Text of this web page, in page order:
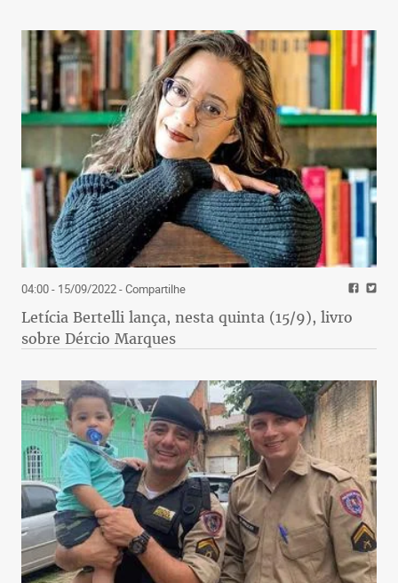
04:00 - 15/09/2022- Compartilhe
Letícia Bertelli lança, nesta quinta (15/9), livro
sobre Dércio Marques